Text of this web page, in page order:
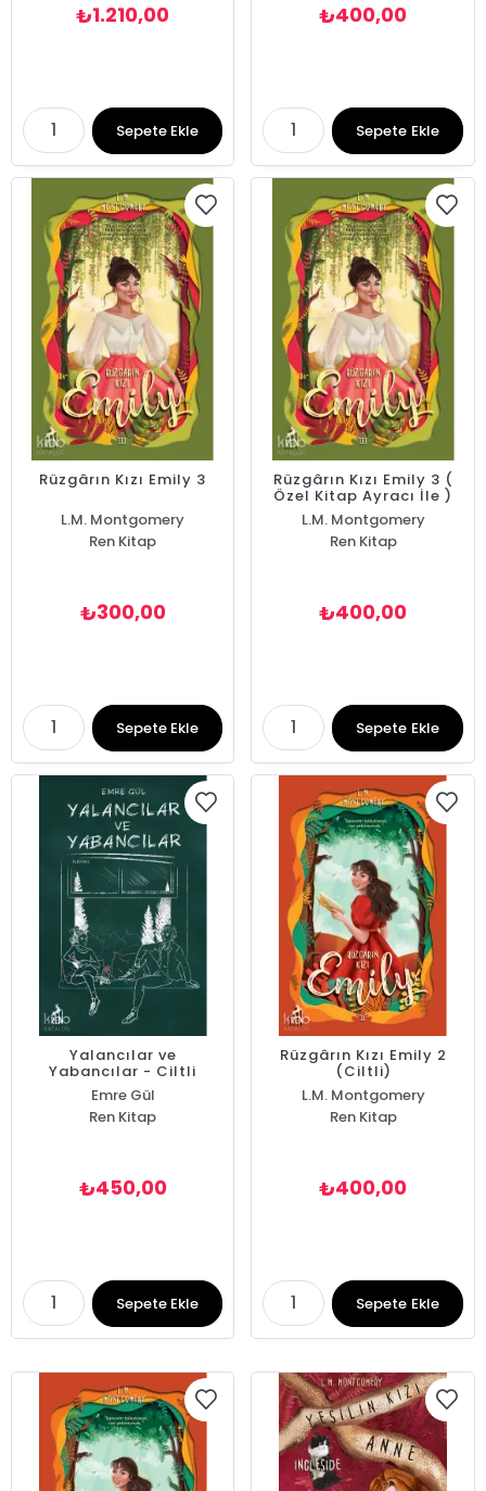
₺1.210,00
Sepete Ekle
₺400,00
Sepete Ekle
Rüzgârın Kızı Emily 3
L.M. Montgomery
Ren Kitap
₺300,00
Sepete Ekle
Rüzgârın Kızı Emily 3 (
Özel Kitap Ayracı İle )
L.M. Montgomery
Ren Kitap
₺400,00
Sepete Ekle
Yalancılar ve
Yabancılar - Ciltli
Emre Gül
Ren Kitap
₺450,00
Sepete Ekle
Rüzgârın Kızı Emily 2
(Ciltli)
L.M. Montgomery
Ren Kitap
₺400,00
Sepete Ekle